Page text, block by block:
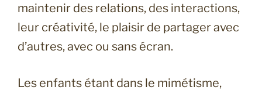
maintenir des relations, des interactions,
leur créativité, le plaisir de partager avec
d’autres, avec ou sans écran.
Les enfants étant dans le mimétisme,